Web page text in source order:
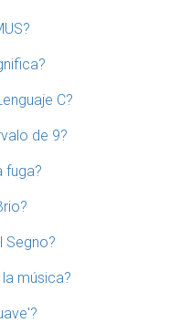
C?
de 9?
fuga?
Segno?
música?